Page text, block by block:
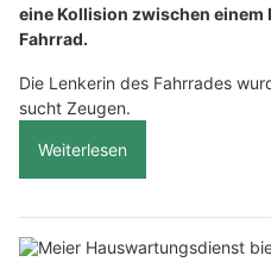
eine Kollision zwischen einem
Fahrrad.
Die Lenkerin des Fahrrades
sucht Zeugen.
Weiterlesen